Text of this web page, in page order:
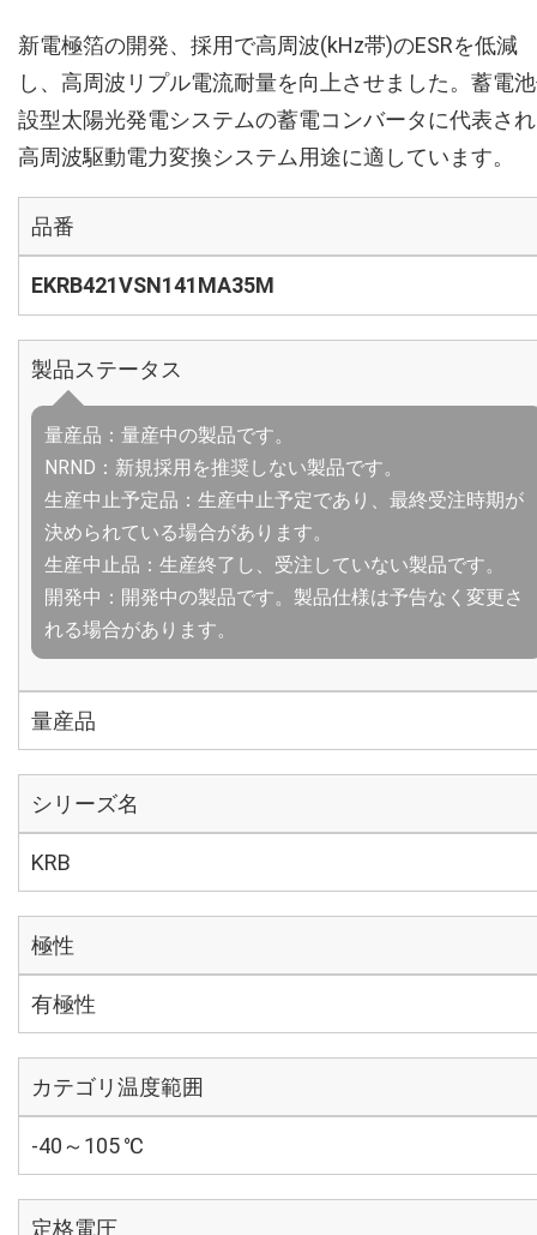
新電極箔の開発、採用で高周波(kHz帯)のESRを低減
し、高周波リプル電流耐量を向上させました。蓄電
設型太陽光発電システムの蓄電コンバータに代表さ
高周波駆動電力変換システム用途に適しています。
品番
EKRB421VSN141MA35M
製品ステータス
量産品：量産中の製品です。
NRND：新規採用を推奨しない製品です。
生産中止予定品：生産中止予定であり、最終受注時期が
決められている場合があります。
生産中止品：生産終了し、受注していない製品です。
開発中：開発中の製品です。製品仕様は予告なく変更さ
れる場合があります。
量産品
シリーズ名
KRB
極性
有極性
カテゴリ温度範囲
-40～105 ℃
定格電圧